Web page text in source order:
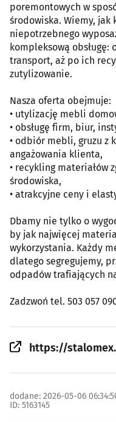
poremontowych w
środowiska. Wiemy, jak
niepotrzebnego
kompleksową
transport, aż po ich
zutylizowanie.
Nasza oferta obejmuje:
• utylizację mebli
• obsługę firm, biur,
• odbiór mebli, gruzu z
angażowania klienta,
• recykling materiałów
środowiska,
• atrakcyjne ceny i
Dbamy nie tylko o
by jak najwięcej
wykorzystania. Każdy
dlatego segregujemy,
odpadów trafiających
Zadzwoń tel. 503 057
https://
dodane: 2026-05-06
ID: 5163145